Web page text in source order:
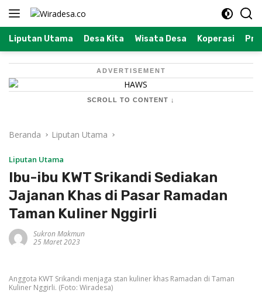
Langsung
Liputan Utama Desa Kita Wisata Desa Koperasi
ADVERTISEMENT
SCROLL TO CONTENT ↓
Beranda Liputan Utama
Liputan Utama
Ibu-ibu KWT Srikandi Sediakan
Jajanan Khas di Pasar Ramadan
Taman Kuliner Nggirli
Sukron Makmun
25 Maret 2023
Anggota KWT Srikandi menjaga stan kuliner khas Ramadan di Taman
Kuliner Nggirli. (Foto: Wiradesa)